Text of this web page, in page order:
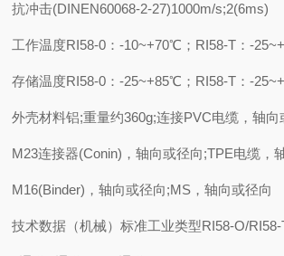
抗冲击(DINEN60068-2-27)1000m/s;2(6ms)
工作温度RI58-0：-10~+70℃；RI58-T：-
存储温度RI58-0：-25~+85℃；RI58-T：-
外壳材料铝;重量约360g;连接PVC电缆，轴向
M23连接器(Conin)，轴向或径向;TPE电缆，
M16(Binder)，轴向或径向;MS，轴向或径向
技术数据（机械）标准工业类型RI58-O/RI58-